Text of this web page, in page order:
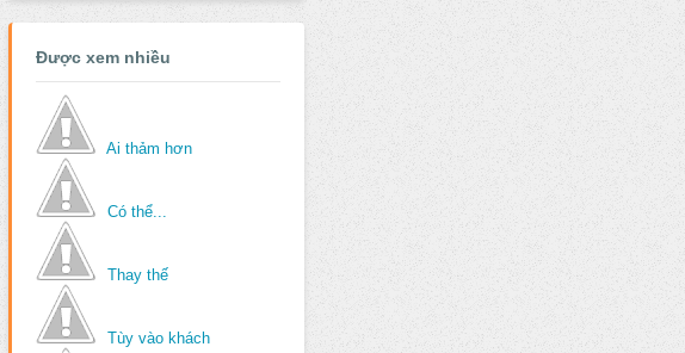
Được xem nhiều
Ai thảm hơn
Có thể...
Thay thế
Tùy vào khách